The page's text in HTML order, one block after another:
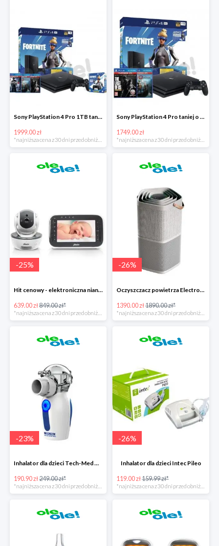
Sony PlayStation 4 Pro 1TB taniej o 220zł
1999.00 zł
Sony PlayStation 4 Pro taniej o 150zł
1749.00 zł
-25%
Hit cenowy - elektroniczna niania Alecto DVM-200
639.00 zł849.00 zł*
*najniższa cena z 30 dni przed obniżką
-26%
Oczyszczacz powietrza Electrolux Pure A9
1390.00 zł1890.00 zł*
*najniższa cena z 30 dni przed obniżką
-23%
Inhalator dla dzieci Tech-Med Neb Micro Mesh
190.90 zł249.00 zł*
*najniższa cena z 30 dni przed obniżką
-26%
Inhalator dla dzieci Intec Pileo
119.00 zł159.99 zł*
*najniższa cena z 30 dni przed obniżką